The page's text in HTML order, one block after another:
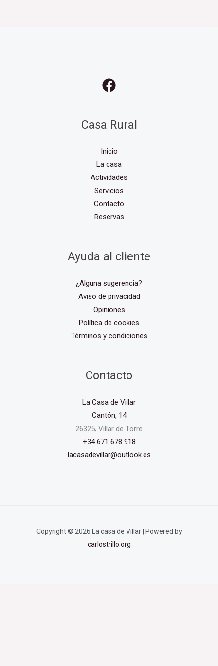
Casa Rural
Inicio
La casa
Actividades
Servicios
Contacto
Reservas
Ayuda al cliente
¿Alguna sugerencia?
Aviso de privacidad
Opiniones
Política de cookies
Términos y condiciones
Contacto
La Casa de Villar
Cantón, 14
26325, Villar de Torre
+34 671 678 918
lacasadevillar@outlook.es
Copyright © 2026 La casa de Villar | Powered by
carlostrillo.org